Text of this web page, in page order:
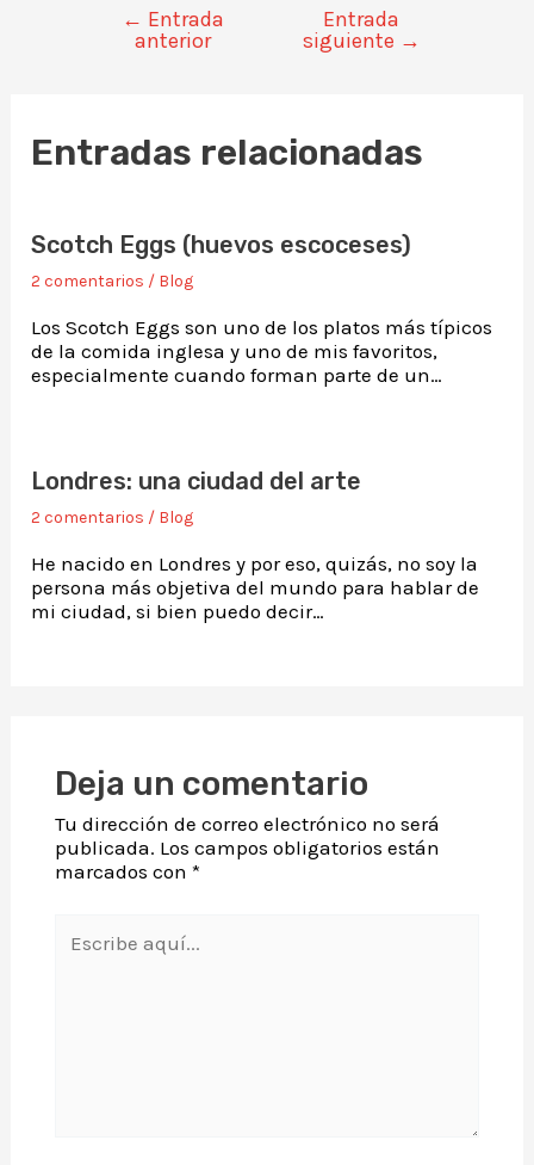
← Entrada
anterior
Entrada
siguiente →
Entradas relacionadas
Scotch Eggs (huevos escoceses)
2 comentarios / Blog
Los Scotch Eggs son uno de los platos más típicos
de la comida inglesa y uno de mis favoritos,
especialmente cuando forman parte de un…
Londres: una ciudad del arte
2 comentarios / Blog
He nacido en Londres y por eso, quizás, no soy la
persona más objetiva del mundo para hablar de
mi ciudad, si bien puedo decir…
Deja un comentario
Tu dirección de correo electrónico no será
publicada. Los campos obligatorios están
marcados con *